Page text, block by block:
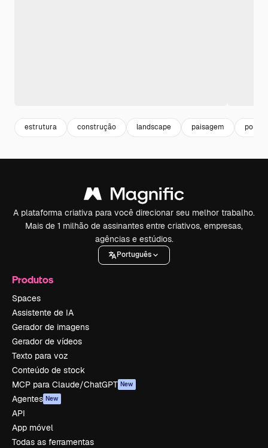
estrutura construção landscape paisagem porta
A plataforma criativa para você direcionar seu melhor trabalho.
Mais de 1 milhão de assinantes entre criativos, empresas,
agências e estúdios.
Português
Produtos
Spaces
Assistente de IA
Gerador de imagens
Gerador de vídeos
Texto para voz
Conteúdo de stock
MCP para Claude/ChatGPT New
Agentes New
API
App móvel
Todas as ferramentas